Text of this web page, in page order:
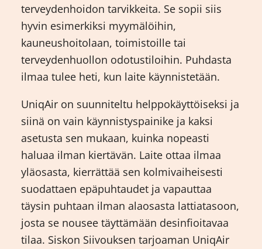
terveydenhoidon tarvikkeita. Se sopii siis
hyvin esimerkiksi myymälöihin,
kauneushoitolaan, toimistoille tai
terveydenhuollon odotustiloihin. Puhdasta
ilmaa tulee heti, kun laite käynnistetään.
UniqAir on suunniteltu helppokäyttöiseksi ja
siinä on vain käynnistyspainike ja kaksi
asetusta sen mukaan, kuinka nopeasti
haluaa ilman kiertävän. Laite ottaa ilmaa
yläosasta, kierrättää sen kolmivaiheisesti
suodattaen epäpuhtaudet ja vapauttaa
täysin puhtaan ilman alaosasta lattiatasoon,
josta se nousee täyttämään desinfioitavaa
tilaa. Siskon Siivouksen tarjoaman UniqAir